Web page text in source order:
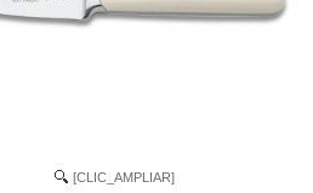
[CLIC_AMPLIAR]